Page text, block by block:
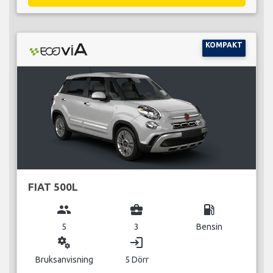
KOMPAKT
FIAT 500L
group
5
business_center
3
local_gas_station
Bensin
miscellaneous_services
Bruksanvisning
login
5 Dörr